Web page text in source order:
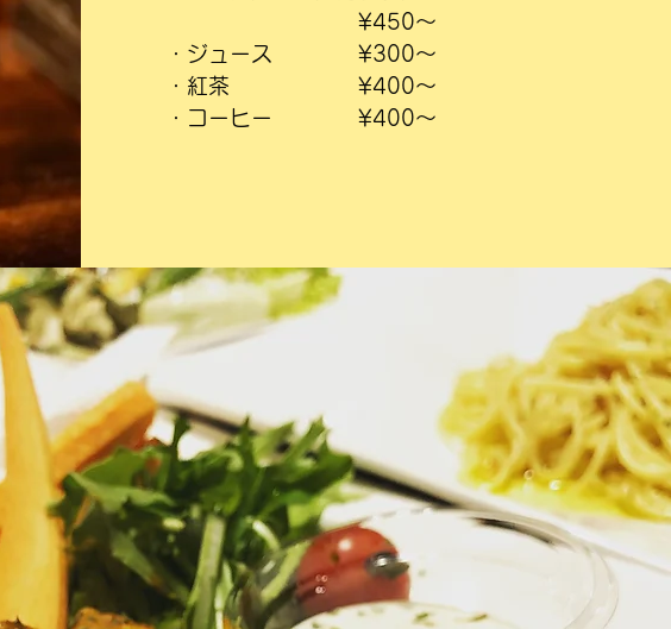
¥450〜
・ジュース ¥300〜
・紅茶 ¥400〜
・コーヒー ¥400〜